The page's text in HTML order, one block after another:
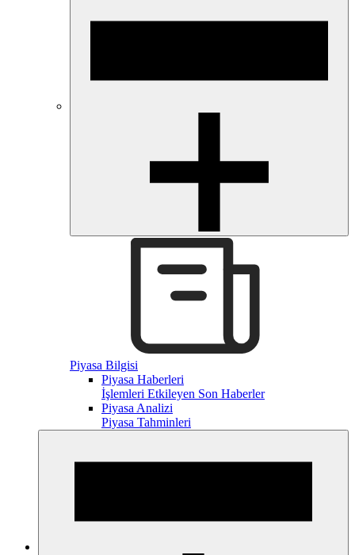
Piyasa Bilgisi
Piyasa Haberleri
İşlemleri Etkileyen Son Haberler
Piyasa Analizi
Piyasa Tahminleri